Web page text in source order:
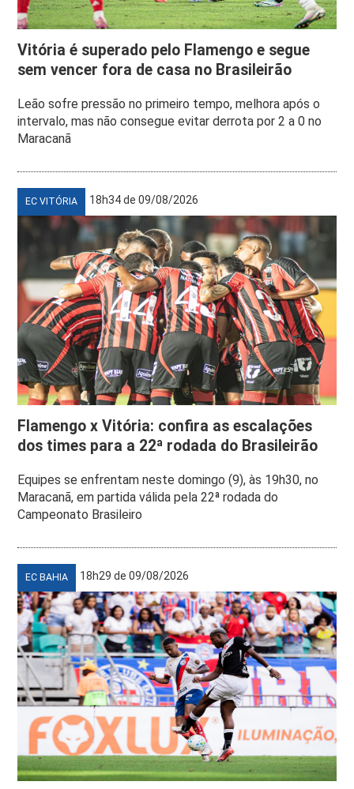
Vitória é superado pelo Flamengo e segue
sem vencer fora de casa no Brasileirão
Leão sofre pressão no primeiro tempo, melhora após o
intervalo, mas não consegue evitar derrota por 2 a 0 no
Maracanã
EC VITÓRIA 18h34 de 09/08/2026
Flamengo x Vitória: confira as escalações
dos times para a 22ª rodada do Brasileirão
Equipes se enfrentam neste domingo (9), às 19h30, no
Maracanã, em partida válida pela 22ª rodada do
Campeonato Brasileiro
EC BAHIA 18h29 de 09/08/2026